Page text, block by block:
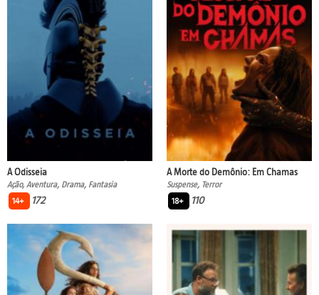
A Odisseia
Ação, Aventura, Drama, Fantasia
14+
172
A Morte do Demônio: Em Chamas
Suspense, Terror
18+
110